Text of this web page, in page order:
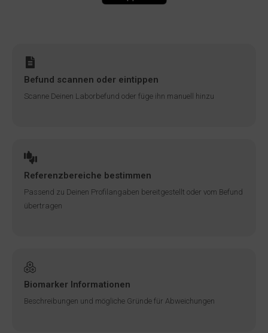
Befund scannen oder eintippen
Scanne Deinen Laborbefund oder füge ihn manuell hinzu
Referenzbereiche bestimmen
Passend zu Deinen Profilangaben bereitgestellt oder vom Befund
übertragen
Biomarker Informationen
Beschreibungen und mögliche Gründe für Abweichungen